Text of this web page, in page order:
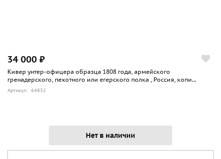
34 000 ₽
Кивер унтер-офицера образца 1808 года, армейского
гренадерского, пехотного или егерского полка , Россия, копи...
Артикул: 64832
Нет в наличии